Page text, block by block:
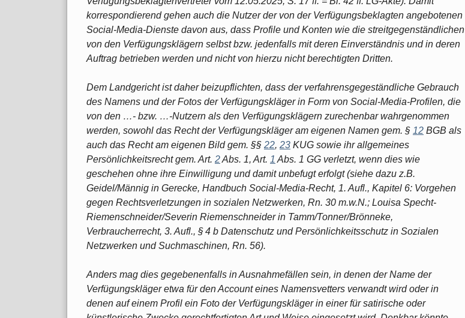
korrespondierend gehen auch die Nutzer der von der Verfügungsbeklagten angebotenen
Social-Media-Dienste davon aus, dass Profile und Konten wie die streitgegenständlichen
von den Verfügungsklägern selbst bzw. jedenfalls mit deren Einverständnis und in deren
Auftrag betrieben werden und nicht von hierzu nicht berechtigten Dritten.
Dem Landgericht ist daher beizupflichten, dass der verfahrensgegeständliche Gebrauch
des Namens und der Fotos der Verfügungskläger in Form von Social-Media-Profilen, die
von den …- bzw. …-Nutzern als den Verfügungsklägern zurechenbar wahrgenommen
werden, sowohl das Recht der Verfügungskläger am eigenen Namen gem. § 12 BGB als
auch das Recht am eigenen Bild gem. §§ 22, 23 KUG sowie ihr allgemeines
Persönlichkeitsrecht gem. Art. 2Abs. 1, Art. 1 Abs. 1 GG verletzt, wenn dies wie
geschehen ohne ihre Einwilligung und damit unbefugt erfolgt (siehe dazu z.B.
Geidel/Männig in Gerecke, Handbuch Social-Media-Recht, 1. Aufl., Kapitel 6: Vorgehen
gegen Rechtsverletzungen in sozialen Netzwerken, Rn. 30 m.w.N.; Louisa Specht-
Riemenschneider/Severin Riemenschneider in Tamm/Tonner/Brönneke,
Verbraucherrecht, 3. Aufl., § 4 b Datenschutz und Persönlichkeitsschutz in Sozialen
Netzwerken und Suchmaschinen, Rn. 56).
Anders mag dies gegebenenfalls in Ausnahmefällen sein, in denen der Name der
Verfügungskläger etwa für den Account eines Namensvetters verwandt wird oder in
denen auf einem Profil ein Foto der Verfügungskläger in einer für satirische oder